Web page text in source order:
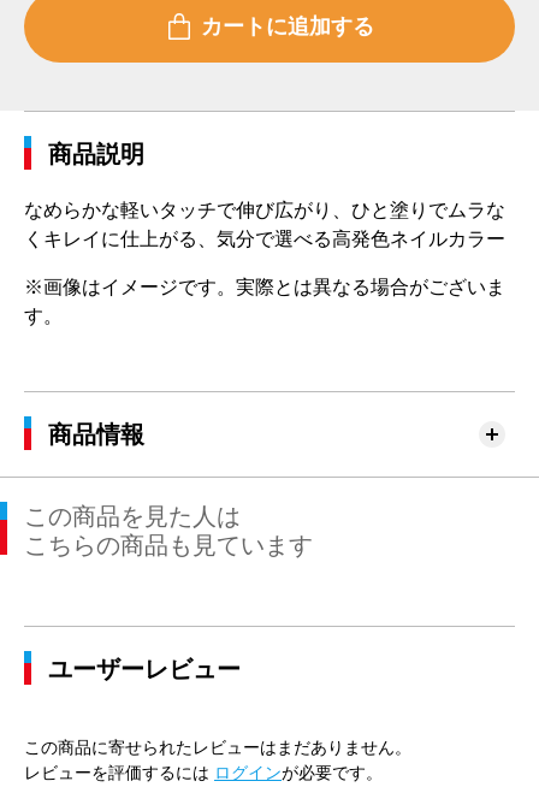
商品説明
なめらかな軽いタッチで伸び広がり、ひと塗りでムラな
くキレイに仕上がる、気分で選べる高発色ネイルカラー
※画像はイメージです。実際とは異なる場合がございま
す。
商品情報
この商品を見た人は
こちらの商品も見ています
ユーザーレビュー
この商品に寄せられたレビューはまだありません。
レビューを評価するには ログインが必要です。